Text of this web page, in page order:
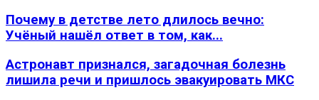
Почему в детстве лето длилось вечно:
Учёный нашёл ответ в том, как...
Астронавт признался, загадочная болезнь
лишила речи и пришлось эвакуировать МКС